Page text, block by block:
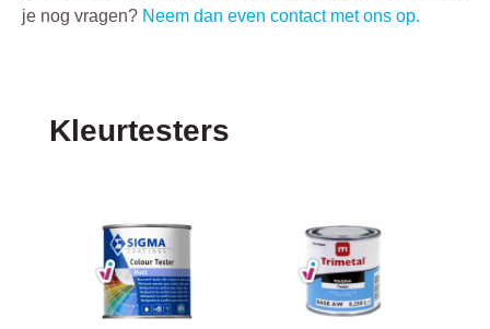
je nog vragen? Neem dan even contact met ons op.
Productgalerij overslaan
Kleurtesters